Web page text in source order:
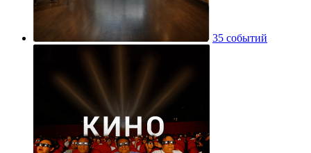
35 событий